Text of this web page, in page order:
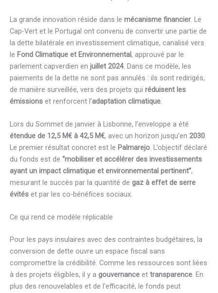
La grande innovation réside dans le mécanisme financier. Le
Cap-Vert et le Portugal ont convenu de convertir une partie de
la dette bilatérale en investissement climatique, canalisé vers
le Fond Climatique et Environnemental, approuvé par le
parlement capverdien en juillet 2024. Dans ce modèle, les
paiements de la dette ne sont pas annulés : ils sont redirigés,
de manière surveillée, vers des projets qui réduisent les
émissions et renforcent l’adaptation climatique.
Lors du Sommet de janvier à Lisbonne, l’enveloppe a été
étendue de 12,5 M€ à 42,5 M€, avec un horizon jusqu’en 2030.
Le premier résultat concret est le Palmarejo. L’objectif déclaré
du fonds est de “mobiliser et accélérer des investissements
ayant un impact climatique et environnemental pertinent”,
mesurant le succès par la quantité de gaz à effet de serre
évités et par les co-bénéfices sociaux.
Ce qui rend ce modèle réplicable
Pour les pays insulaires avec des contraintes budgétaires, la
conversion de dette ouvre un espace fiscal sans
compromettre la crédibilité. Comme les ressources sont liées
à des projets éligibles, il y a gouvernance et transparence. En
plus des renouvelables et de l’efficacité, le fonds peut